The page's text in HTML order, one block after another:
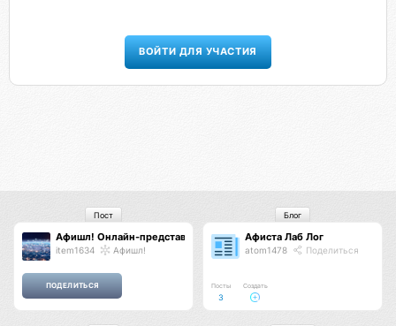
ВОЙТИ ДЛЯ УЧАСТИЯ
Афишл! Онлайн-представительство Афиста Лаб
item1634 Афишл!
Пост
Афиста Лаб Лог
atom1478 Поделиться
Посты
3
Создать
Блог